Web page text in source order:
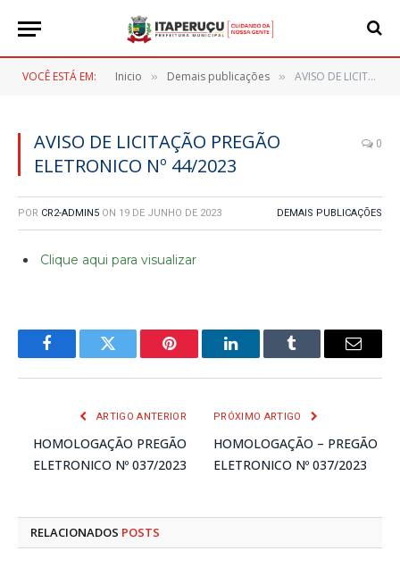
VOCÊ ESTÁ EM: Inicio » Demais publicações » AVISO DE LICITAÇÃO PREGÃO ELETRONICO Nº 44/2023
AVISO DE LICITAÇÃO PREGÃO
ELETRONICO Nº 44/2023
0
POR CR2-ADMIN5 ON 19 DE JUNHO DE 2023 DEMAIS PUBLICAÇÕES
Clique aqui para visualizar
FacebookTwitter Pinterest LinkedInTumblr
E-
ARTIGO ANTERIOR
HOMOLOGAÇÃO PREGÃO
ELETRONICO Nº 037/2023
PRÓXIMO ARTIGO
HOMOLOGAÇÃO – PREGÃO
ELETRONICO Nº 037/2023
RELACIONADOS POSTS